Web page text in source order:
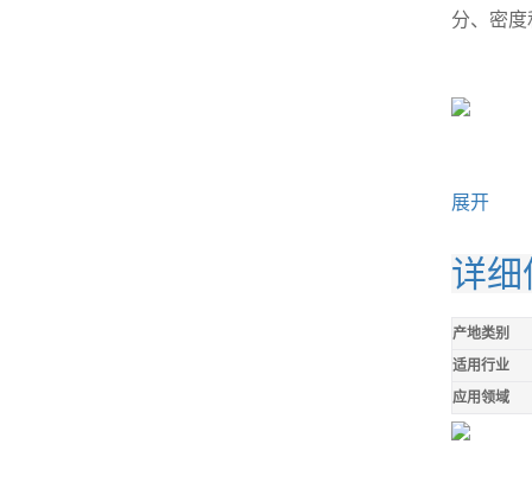
分、密
展开
详细
产地类别
适用行业
应用领域